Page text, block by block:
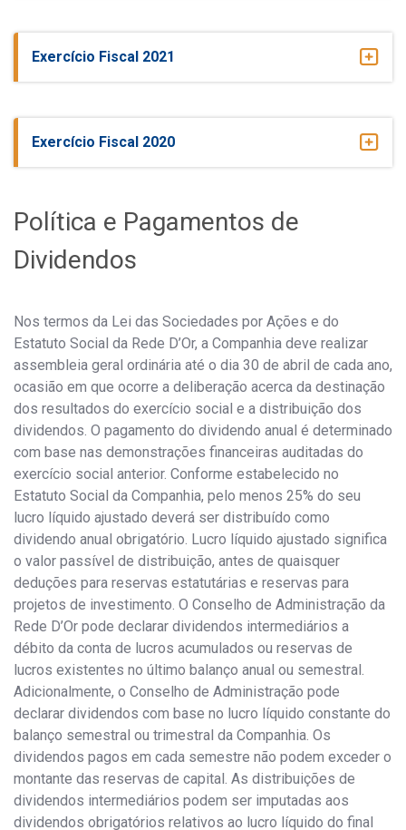
Exercício Fiscal 2021
Exercício Fiscal 2020
Política e Pagamentos de
Dividendos
Nos termos da Lei das Sociedades por Ações e do
Estatuto Social da Rede D’Or, a Companhia deve realizar
assembleia geral ordinária até o dia 30 de abril de cada ano,
ocasião em que ocorre a deliberação acerca da destinação
dos resultados do exercício social e a distribuição dos
dividendos. O pagamento do dividendo anual é determinado
com base nas demonstrações financeiras auditadas do
exercício social anterior. Conforme estabelecido no
Estatuto Social da Companhia, pelo menos 25% do seu
lucro líquido ajustado deverá ser distribuído como
dividendo anual obrigatório. Lucro líquido ajustado significa
o valor passível de distribuição, antes de quaisquer
deduções para reservas estatutárias e reservas para
projetos de investimento. O Conselho de Administração da
Rede D’Or pode declarar dividendos intermediários a
débito da conta de lucros acumulados ou reservas de
lucros existentes no último balanço anual ou semestral.
Adicionalmente, o Conselho de Administração pode
declarar dividendos com base no lucro líquido constante do
balanço semestral ou trimestral da Companhia. Os
dividendos pagos em cada semestre não podem exceder o
montante das reservas de capital. As distribuições de
dividendos intermediários podem ser imputadas aos
dividendos obrigatórios relativos ao lucro líquido do final